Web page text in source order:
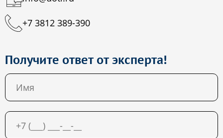
+7 3812 389-390
Получите ответ от эксперта!